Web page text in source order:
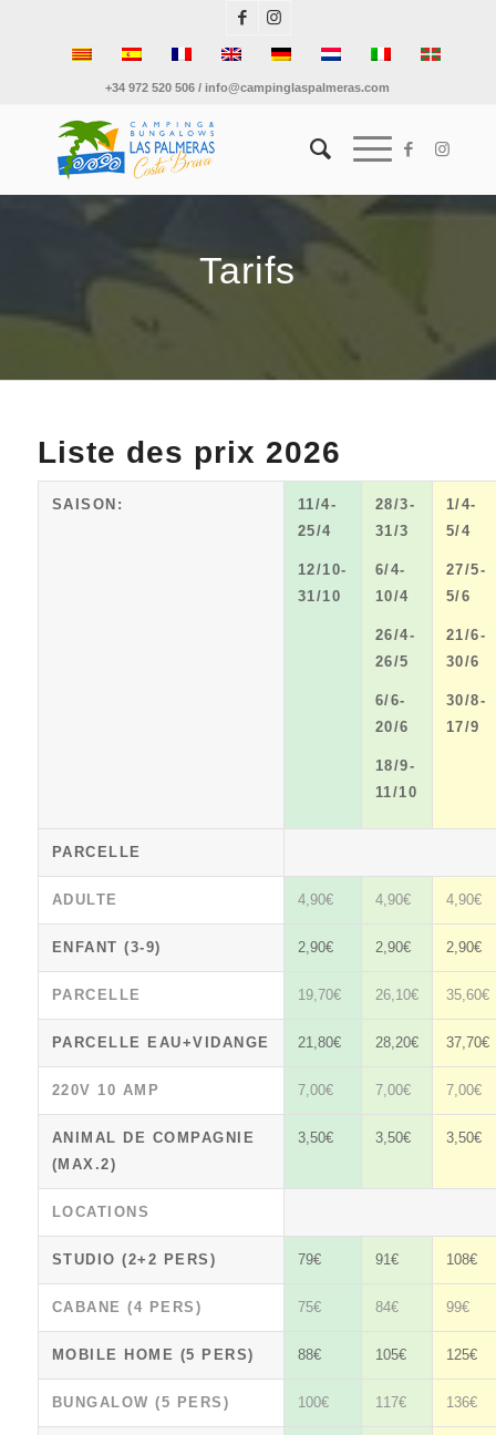
+34 972 520 506 / info@campinglaspalmeras.com
Tarifs
Liste des prix 2026
SAISON:
11/4-
25/4
12/10-
31/10
28/3-
31/3
6/4-
10/4
26/4-
26/5
6/6-
20/6
18/9-
11/10
1/4-
5/4
27/5-
5/6
21/6-
30/6
30/8-
17/9
PARCELLE
ADULTE 4,90€ 4,90€ 4,90€
ENFANT (3-9) 2,90€ 2,90€ 2,90€
PARCELLE 19,70€ 26,10€ 35,60€
PARCELLE EAU+VIDANGE 21,80€ 28,20€ 37,70€
220V 10 AMP 7,00€ 7,00€ 7,00€
ANIMAL DE COMPAGNIE
(MAX.2)
3,50€ 3,50€ 3,50€
LOCATIONS
STUDIO (2+2 PERS) 79€ 91€ 108€
CABANE (4 PERS) 75€ 84€ 99€
MOBILE HOME (5 PERS) 88€ 105€ 125€
BUNGALOW (5 PERS) 100€ 117€ 136€